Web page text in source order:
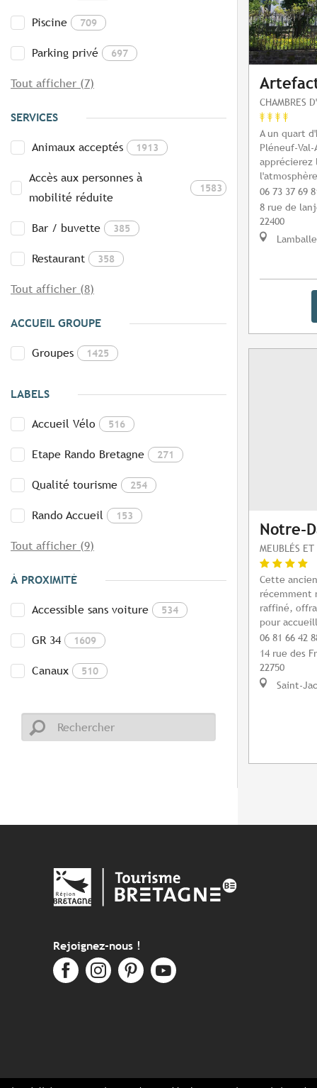
Piscine 709
Parking privé 697
Tout afficher (7)
SERVICES
Animaux acceptés 1913
Accès aux personnes à
mobilité réduite
1583
Bar / buvette 385
Restaurant 358
Tout afficher (8)
ACCUEIL GROUPE
Groupes 1425
LABELS
Accueil Vélo 516
Etape Rando Bretagne 271
Qualité tourisme 254
Rando Accueil 153
Tout afficher (9)
À PROXIMITÉ
Accessible sans voiture 534
GR 34 1609
Canaux 510
CHAMBRES
A un quart
Pléneuf-
apprécierez
06 73 37 69
8 rue de
22400
Notre-
MEUBLÉS ET
Cette
récemment
raffiné,
pour
06 81 66 42
14 rue des
22750
Saint-
Rejoignez-nous !